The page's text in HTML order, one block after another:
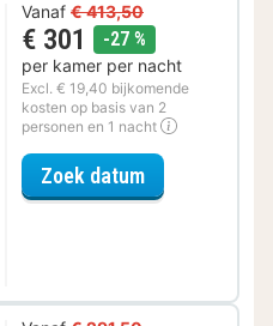
Vanaf € 413,50
€ 301 -27 %
per kamer per nacht
Excl. € 19,40 bijkomende
kosten op basis van 2
personen en 1 nacht
Zoek datumvoor Wijn &